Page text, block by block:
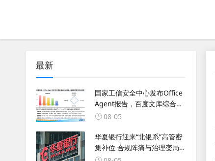
最新
国家工信安全中心发布Office
Agent报告，百度文库综合排
名第一
08-05
华夏银行迎来“北银系”高管密
集补位 合规阵痛与治理变局
交织